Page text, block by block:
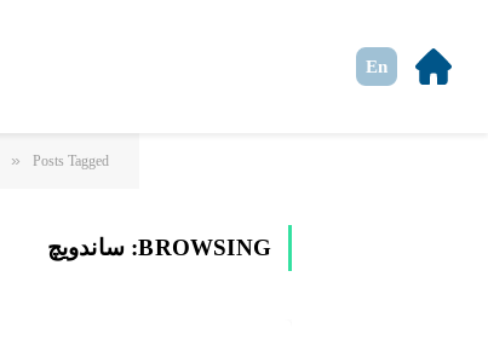
En
» Posts Tagged "ساندویچ"
BROWSING: ساندویچ